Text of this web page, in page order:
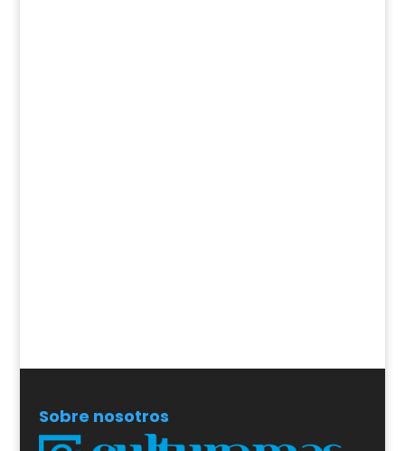
Sobre nosotros